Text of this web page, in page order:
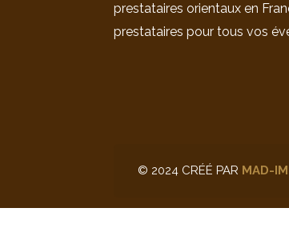
prestataires orientaux en
prestataires pour tous vos
© 2024 CRÉÉ PAR MAD-